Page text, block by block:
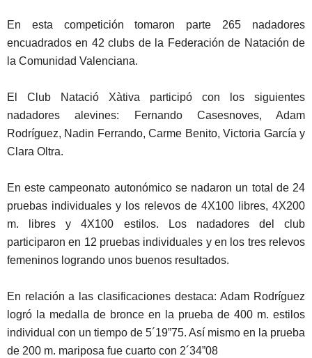
En esta competición tomaron parte 265 nadadores
encuadrados en 42 clubs de la Federación de Natación de
la Comunidad Valenciana.
El Club Natació Xàtiva participó con los siguientes
nadadores alevines: Fernando Casesnoves, Adam
Rodríguez, Nadin Ferrando, Carme Benito, Victoria García y
Clara Oltra.
En este campeonato autonómico se nadaron un total de 24
pruebas individuales y los relevos de 4X100 libres, 4X200
m. libres y 4X100 estilos. Los nadadores del club
participaron en 12 pruebas individuales y en los tres relevos
femeninos logrando unos buenos resultados.
En relación a las clasificaciones destaca: Adam Rodríguez
logró la medalla de bronce en la prueba de 400 m. estilos
individual con un tiempo de 5´19”75. Así mismo en la prueba
de 200 m. mariposa fue cuarto con 2´34”08